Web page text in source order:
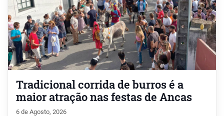
Tradicional corrida de burros é a
maior atração nas festas de Ancas
6 de Agosto, 2026